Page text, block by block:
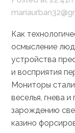
Как
осмысление
устройства
и восприятия
Мониторы
веселья, гнева
зарождению
казино